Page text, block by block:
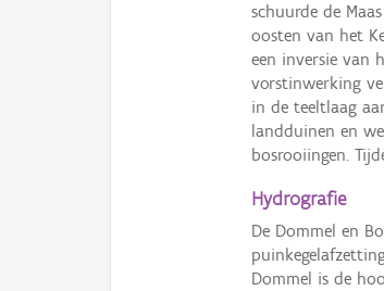
schuurde de
oosten van het
een inversie van
vorstinwerking
in de teeltlaag
landduinen en
bosrooiingen.
Hydrografie
De Dommel en
Dommel is de